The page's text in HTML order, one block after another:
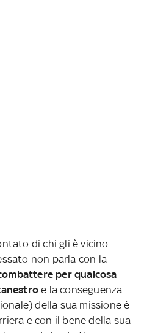
di chi gli è vicino
non parla con la
per qualcosa
e la conseguenza
della sua missione è
e con il bene della sua